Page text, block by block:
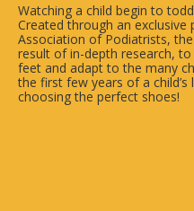
Watching a child begin to
Created through an
Association of Podiatrists,
result of in-depth research,
feet and adapt to the many
the first few years of a
choosing the perfect shoes!